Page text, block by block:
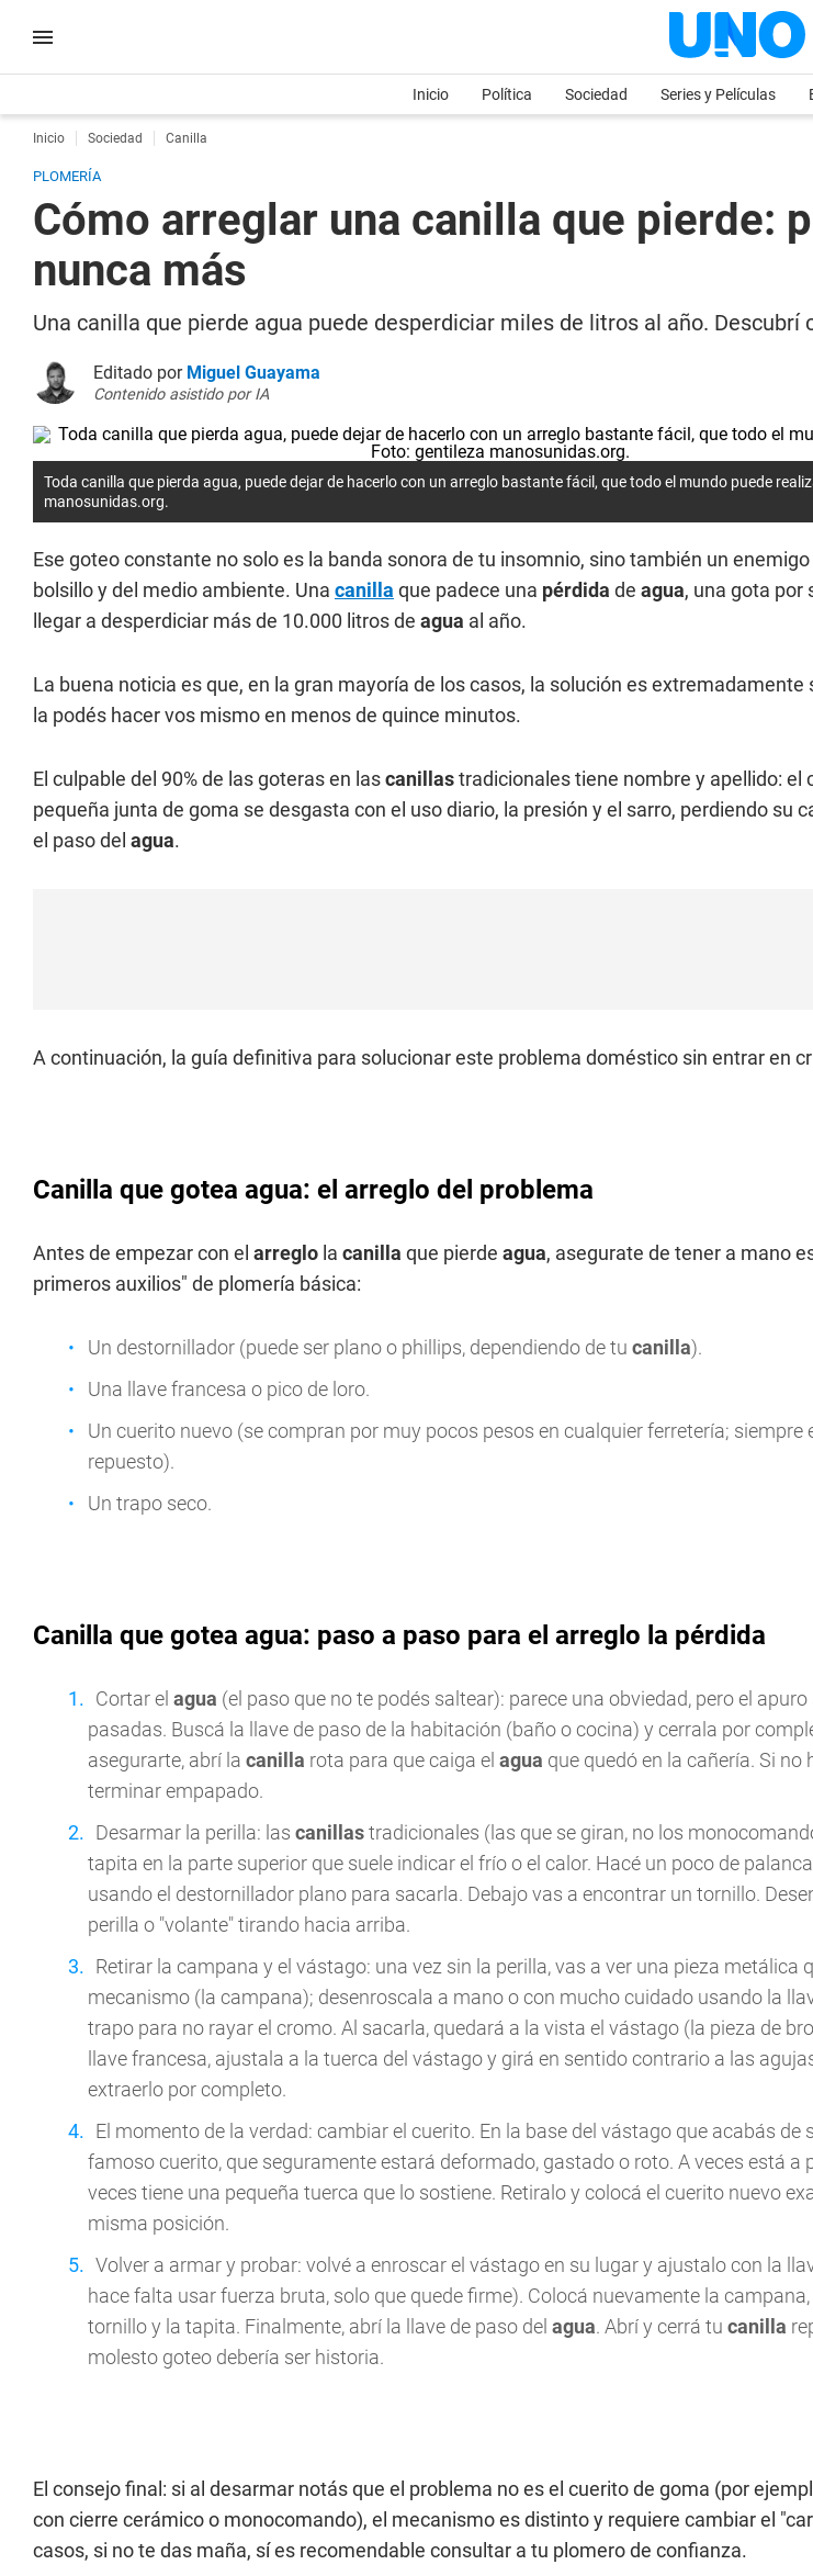
Inicio Política Sociedad Series y Películas
Inicio Sociedad Canilla
PLOMERÍA
Cómo arreglar una canilla que pierde:
nunca más
Una canilla que pierde agua puede desperdiciar miles de litros al año.
Editado por Miguel Guayama
Contenido asistido por IA
Toda canilla que pierda agua, puede dejar de hacerlo con un arreglo bastante fácil, que todo el mundo puede
manosunidas.org.
Ese goteo constante no solo es la banda sonora de tu insomnio, sino también un
bolsillo y del medio ambiente. Una canilla que padece una pérdida de agua, una gota por
llegar a desperdiciar más de 10.000 litros de agua al año.
La buena noticia es que, en la gran mayoría de los casos, la solución es extremadamente
la podés hacer vos mismo en menos de quince minutos.
El culpable del 90% de las goteras en lascanillastradicionales tiene nombre y apellido: el
pequeña junta de goma se desgasta con el uso diario, la presión y el sarro, perdiendo su
el paso del agua.
A continuación, la guía definitiva para solucionar este problema doméstico sin entrar en
Canilla que gotea agua: el arreglo del problema
Antes de empezar con el arreglo la canilla que pierde agua, asegurate de tener a mano
primeros auxilios" de plomería básica:
Un destornillador (puede ser plano o phillips, dependiendo de tu canilla).
Una llave francesa o pico de loro.
Un cuerito nuevo (se compran por muy pocos pesos en cualquier ferretería; siempre
repuesto).
Un trapo seco.
Canilla que gotea agua: paso a paso para el arreglo la pérdida
Cortar el agua (el paso que no te podés saltear): parece una obviedad, pero el
pasadas. Buscá la llave de paso de la habitación (baño o cocina) y cerrala por
asegurarte, abrí la canilla rota para que caiga el agua que quedó en la cañería. Si no
terminar empapado.
Desarmar la perilla: las canillastradicionales (las que se giran, no los
tapita en la parte superior que suele indicar el frío o el calor. Hacé un poco de
usando el destornillador plano para sacarla. Debajo vas a encontrar un tornillo.
perilla o "volante" tirando hacia arriba.
Retirar la campana y el vástago: una vez sin la perilla, vas a ver una pieza metálica
mecanismo (la campana); desenroscala a mano o con mucho cuidado usando la
trapo para no rayar el cromo. Al sacarla, quedará a la vista el vástago (la pieza de
llave francesa, ajustala a la tuerca del vástago y girá en sentido contrario a las
extraerlo por completo.
El momento de la verdad: cambiar el cuerito. En la base del vástago que acabás de
famoso cuerito, que seguramente estará deformado, gastado o roto. A veces está a
veces tiene una pequeña tuerca que lo sostiene. Retiralo y colocá el cuerito nuevo
misma posición.
Volver a armar y probar: volvé a enroscar el vástago en su lugar y ajustalo con la
hace falta usar fuerza bruta, solo que quede firme). Colocá nuevamente la campana,
tornillo y la tapita. Finalmente, abrí la llave de paso del agua. Abrí y cerrá tu canilla
molesto goteo debería ser historia.
El consejo final: si al desarmar notás que el problema no es el cuerito de goma (por
con cierre cerámico o monocomando), el mecanismo es distinto y requiere cambiar el
casos, si no te das maña, sí es recomendable consultar a tu plomero de confianza.